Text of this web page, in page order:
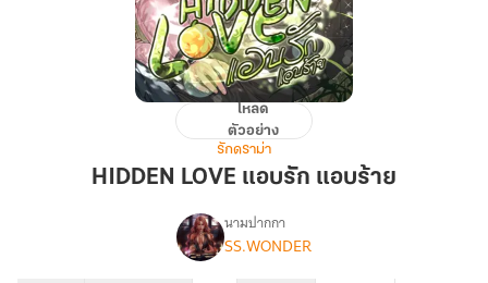
HIDDEN
แอบ
โหลด
ตัวอย่าง
รักดราม่า
HIDDEN LOVE แอบรัก แอบร้าย
เรื่องHIDDEN
นามปากกา
SS.WONDER